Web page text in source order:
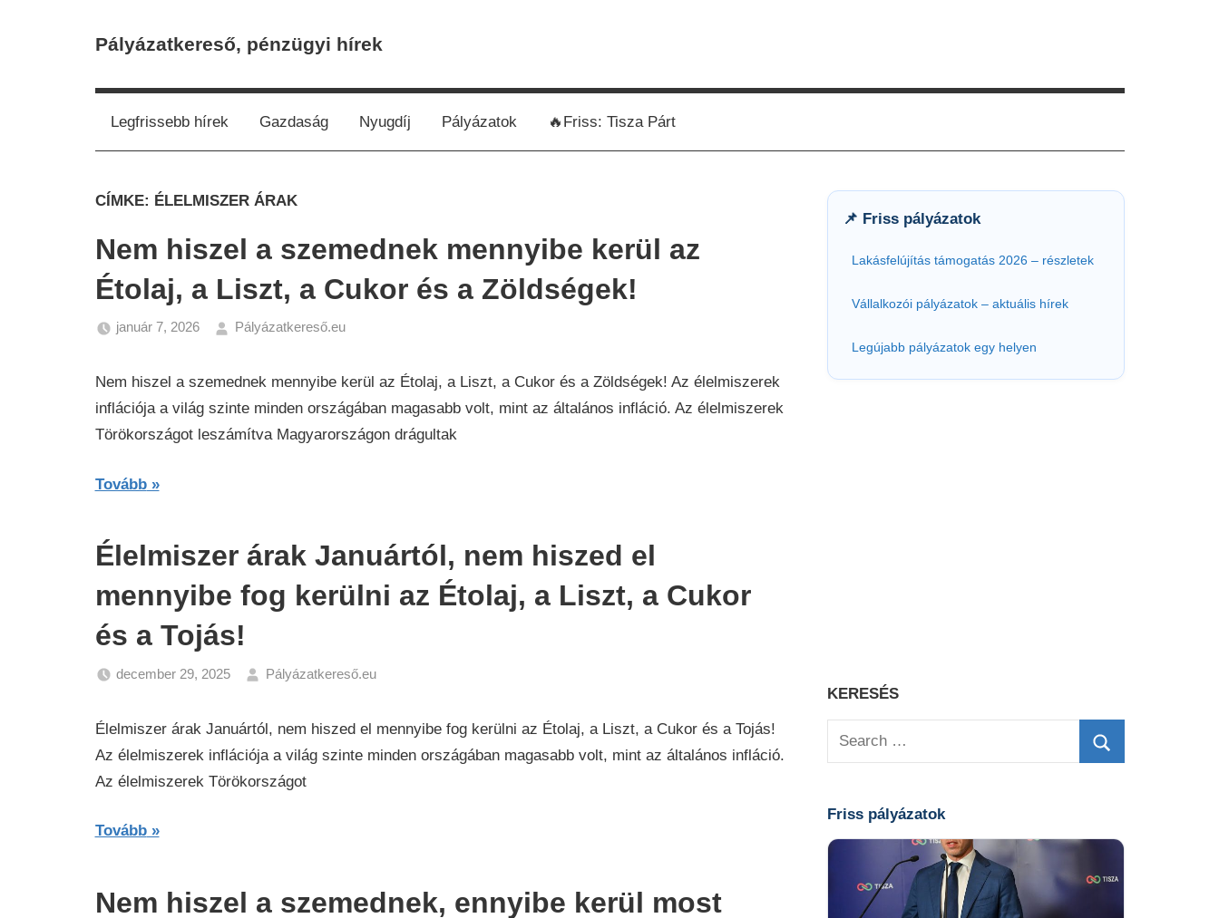
Pályázatkereső, pénzügyi hírek
Legfrissebb hírek Gazdaság Nyugdíj Pályázatok 🔥Friss: Tisza Párt
CÍMKE: ÉLELMISZER ÁRAK
Nem hiszel a szemednek mennyibe kerül az
Étolaj, a Liszt, a Cukor és a Zöldségek!
január 7, 2026
Pályázatkereső.eu
Hírek
Nem hiszel a szemednek mennyibe kerül az Étolaj, a Liszt, a Cukor és a Zöldségek! Az élelmiszerek
inflációja a világ szinte minden országában magasabb volt, mint az általános infláció. Az élelmiszerek
Törökországot leszámítva Magyarországon drágultak
Tovább
Élelmiszer árak Januártól, nem hiszed el
mennyibe fog kerülni az Étolaj, a Liszt, a Cukor
és a Tojás!
december 29, 2025
Pályázatkereső.eu
Élelmiszer árak Januártól, nem hiszed el mennyibe fog kerülni az Étolaj, a Liszt, a Cukor és a Tojás!
Az élelmiszerek inflációja a világ szinte minden országában magasabb volt, mint az általános infláció.
Az élelmiszerek Törökországot
Tovább
Nem hiszel a szemednek, ennyibe kerül most
📌 Friss pályázatok
Lakásfelújítás támogatás 2026 – részletek
Vállalkozói pályázatok – aktuális hírek
Legújabb pályázatok egy helyen
KERESÉS
Search
Friss pályázatok